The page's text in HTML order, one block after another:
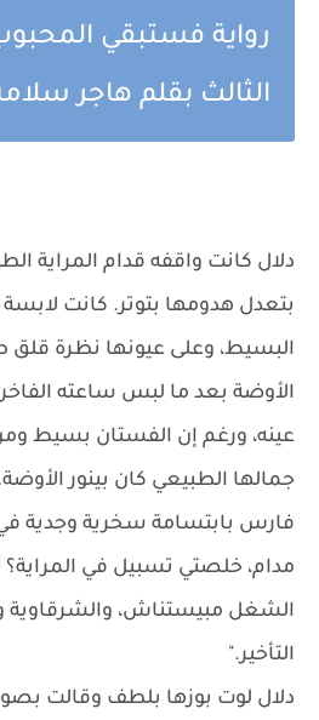
رواية فستبقي
الثالث بقلم هاجر
دلال كانت واقفه قدام المراية
بتعدل هدومها بتوتر. كانت لابسة
البسيط، وعلى عيونها نظرة
الأوضة بعد ما لبس ساعته
عينه، ورغم إن الفستان بسيط
جمالها الطبيعي كان بينور
فارس بابتسامة سخرية وجدية
مدام، خلصتي تسبيل في
الشغل مبيستناش، والشرقاوية
التأخير."
دلال لوت بوزها بلطف وقالت